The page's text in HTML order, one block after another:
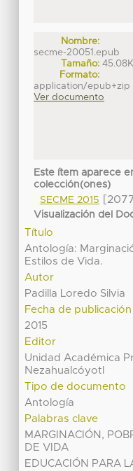
Nombre:
secme-20051.epub
Tamaño:
Formato:
application/epub+zip
Ver documento
Este ítem aparece
colección(ones)
SECME 2015
Visualización del
Título
Antología:
Estilos de Vida.
Autor
Padilla Loredo Silvia
Fecha de publicación
2015
Editor
Unidad Académica
Nezahualcóyotl
Tipo de documento
Antología
Palabras clave
MARGINACIÓN,
DE VIDA
EDUCACIÓN PARA